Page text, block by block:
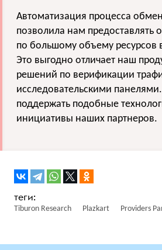
Автоматизация процесса
позволила нам предоставлять
по большому объему ресурсов
Это выгодно отличает наш
решений по верификации
исследовательскими
поддержать подобные
инициативы наших партнеров.
Tiburon Research Plazkart Providers